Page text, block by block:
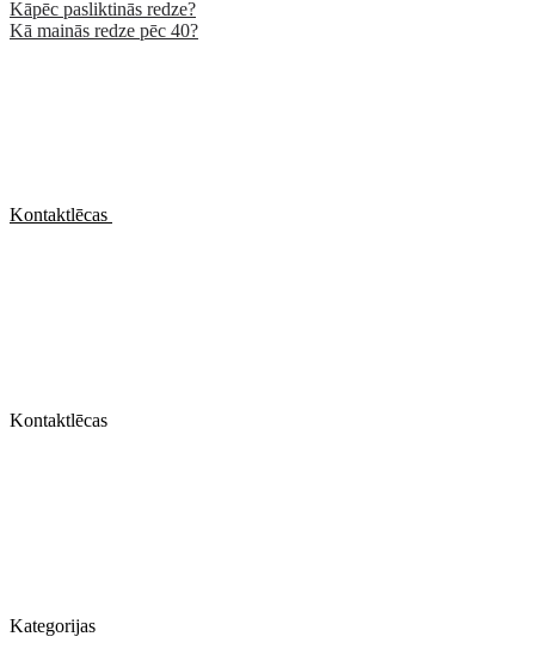
Kāpēc pasliktinās redze?
Kā mainās redze pēc 40?
Kontaktlēcas
Kontaktlēcas
Kategorijas